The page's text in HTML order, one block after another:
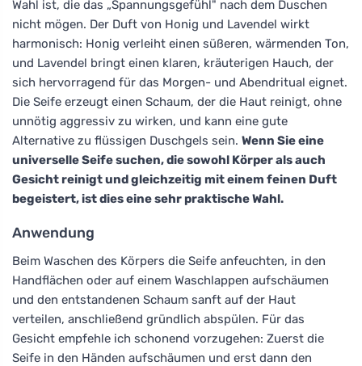
Wahl ist, die das „Spannungsgefühl" nach dem Duschen
nicht mögen. Der Duft von Honig und Lavendel wirkt
harmonisch: Honig verleiht einen süßeren, wärmenden Ton,
und Lavendel bringt einen klaren, kräuterigen Hauch, der
sich hervorragend für das Morgen- und Abendritual eignet.
Die Seife erzeugt einen Schaum, der die Haut reinigt, ohne
unnötig aggressiv zu wirken, und kann eine gute
Alternative zu flüssigen Duschgels sein. Wenn Sie eine
universelle Seife suchen, die sowohl Körper als auch
Gesicht reinigt und gleichzeitig mit einem feinen Duft
begeistert, ist dies eine sehr praktische Wahl.
Anwendung
Beim Waschen des Körpers die Seife anfeuchten, in den
Handflächen oder auf einem Waschlappen aufschäumen
und den entstandenen Schaum sanft auf der Haut
verteilen, anschließend gründlich abspülen. Für das
Gesicht empfehle ich schonend vorzugehen: Zuerst die
Seife in den Händen aufschäumen und erst dann den